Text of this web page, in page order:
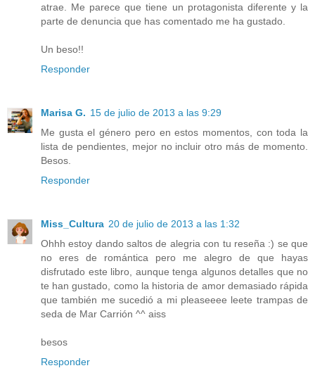
atrae. Me parece que tiene un protagonista diferente y la
parte de denuncia que has comentado me ha gustado.
Un beso!!
Responder
Marisa G. 15 de julio de 2013 a las 9:29
Me gusta el género pero en estos momentos, con toda la
lista de pendientes, mejor no incluir otro más de momento.
Besos.
Responder
Miss_Cultura 20 de julio de 2013 a las 1:32
Ohhh estoy dando saltos de alegria con tu reseña :) se que
no eres de romántica pero me alegro de que hayas
disfrutado este libro, aunque tenga algunos detalles que no
te han gustado, como la historia de amor demasiado rápida
que también me sucedió a mi pleaseeee leete trampas de
seda de Mar Carrión ^^ aiss
besos
Responder